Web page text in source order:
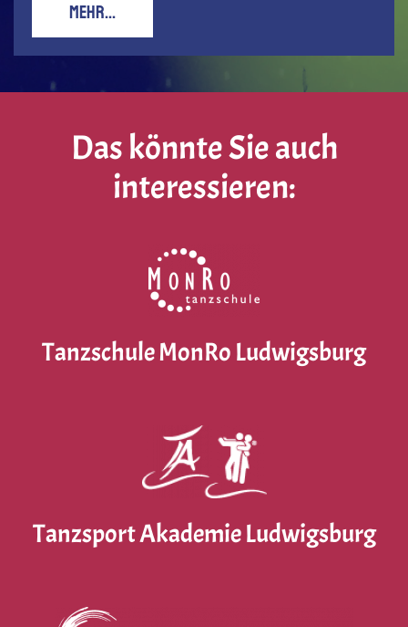
MEHR...
Das könnte Sie auch
interessieren:
Tanzschule MonRo Ludwigsburg
Tanzsport Akademie Ludwigsburg